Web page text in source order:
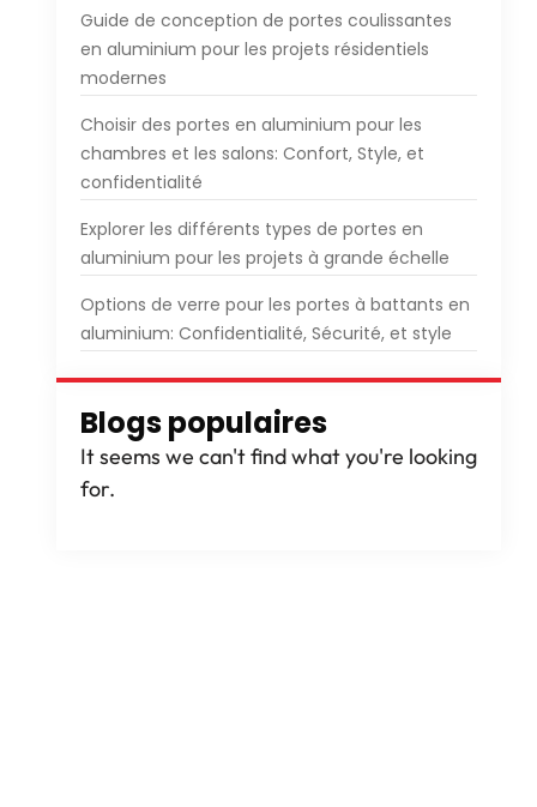
Guide de conception de portes coulissantes
en aluminium pour les projets résidentiels
modernes
Choisir des portes en aluminium pour les
chambres et les salons: Confort, Style, et
confidentialité
Explorer les différents types de portes en
aluminium pour les projets à grande échelle
Options de verre pour les portes à battants en
aluminium: Confidentialité, Sécurité, et style
Blogs populaires
It seems we can't find what you're looking
for.